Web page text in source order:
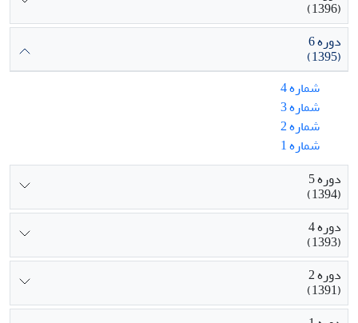
(1396)
دوره 6
(1395)
شماره 4
شماره 3
شماره 2
شماره 1
دوره 5
(1394)
دوره 4
(1393)
دوره 2
(1391)